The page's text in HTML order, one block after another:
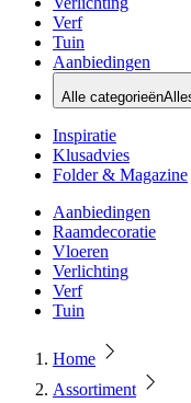
Verf
Tuin
Aanbiedingen
Alle categorieën
Inspiratie
Klusadvies
Folder & Magazine
Aanbiedingen
Raamdecoratie
Vloeren
Verlichting
Verf
Tuin
Home
Assortiment